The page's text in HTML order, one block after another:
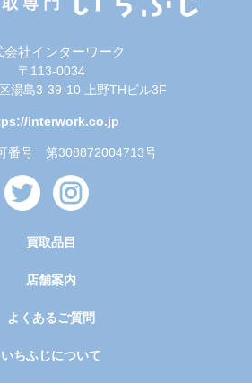
会社インターワーク
〒113-0034
湯島3-39-10 上野THビル3F
interwork.co.jp
番号 第308872004713号
買取品目
店舗案内
よくあるご質問
いちふじについて